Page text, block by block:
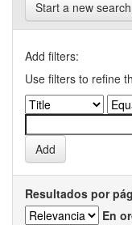
Start a new search
Add filters:
Use filters to refine
Resultados por
En